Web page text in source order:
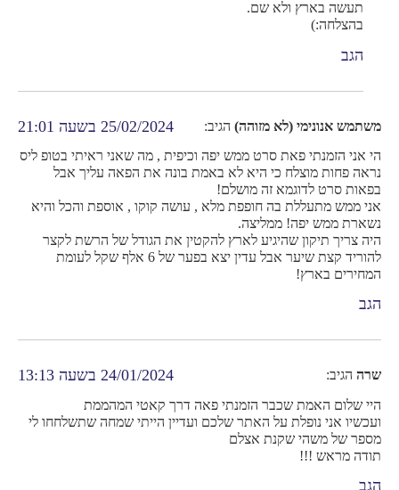
תעשה בארץ ולא שם.
בהצלחה:)
הגב
משתמש אנונימי (לא מזוהה) הגיב: 25/02/2024 בשעה 21:01
הי אני הזמנתי פאת סרט ממש יפה וכיפית , מה שאני ראיתי בטופ ליס
נראה פחות מוצלח כי היא לא באמת בונה את הפאה עליך אבל
בפאות סרט לדוגמא זה מושלם!
אני ממש מתעללת בה חופפת מלא , עושה קוקו , אוספת והכל והיא
נשארת ממש יפה! ממליצה.
היה צריך תיקון שהיגיע לארץ להקטין את הגודל של הרשת לקצר
להוריד קצת שיער אבל עדין יצא בפער של 6 אלף שקל לעומת
המחירים בארץ!
הגב
שרה הגיב: 24/01/2024 בשעה 13:13
היי שלום האמת שכבר הזמנתי פאה דרך קאטי המהממת
ועכשיו אני נופלת על האתר שלכם ועדיין הייתי שמחה שתשלחחו לי
מספר של משהי שקנת אצלם
תודה מראש !!!
הגב